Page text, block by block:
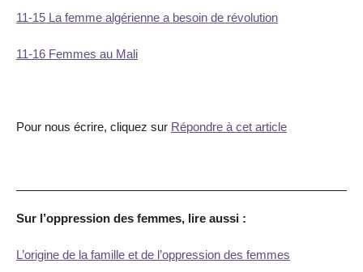
11-15 La femme algérienne a besoin de révolution
11-16 Femmes au Mali
Pour nous écrire, cliquez sur Répondre à cet article
Sur l’oppression des femmes, lire aussi :
L’origine de la famille et de l’oppression des femmes